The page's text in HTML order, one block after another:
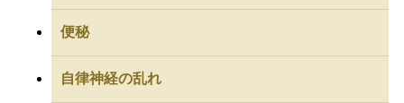
便秘
自律神経の乱れ